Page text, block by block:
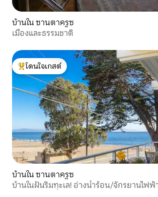
บ้านใน ซานตาครูซ
เมืองและธรรมชาติ
โดนใจเกสต์ที่สุด
โดนใจเกสต์
บ้านใน ซานตาครูซ
บ้านในฝันริมทะเล! อ่างน้ำร้อน/จักรยานไฟฟ้